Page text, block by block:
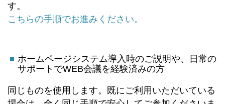
す。
こちらの手順でお進みください。
ホームページシステム導入時のご説明や、日常の
サポートでWEB会議を経験済みの方
同じものを使用します。既にご利用いただいている